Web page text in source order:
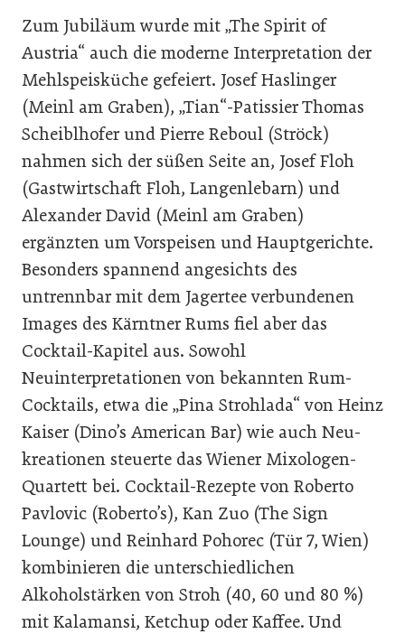
Zum Jubiläum wurde mit „The Spirit of
Austria“ auch die moderne Interpretation der
Mehlspeisküche gefeiert. Josef Haslinger
(Meinl am Graben), „Tian“-Patissier Thomas
Scheiblhofer und Pierre Reboul (Ströck)
nahmen sich der süßen Seite an, Josef Floh
(Gastwirtschaft Floh, Langenlebarn) und
Alexander David (Meinl am Graben)
ergänzten um Vorspeisen und Hauptgerichte.
Besonders spannend angesichts des
untrennbar mit dem Jagertee verbundenen
Images des Kärntner Rums fiel aber das
Cocktail-Kapitel aus. Sowohl
Neuinterpretationen von bekannten Rum-
Cocktails, etwa die „Pina Strohlada“ von Heinz
Kaiser (Dino’s American Bar) wie auch Neu-
kreationen steuerte das Wiener Mixologen-
Quartett bei. Cocktail-Rezepte von Roberto
Pavlovic (Roberto’s), Kan Zuo (The Sign
Lounge) und Reinhard Pohorec (Tür 7, Wien)
kombinieren die unterschiedlichen
Alkoholstärken von Stroh (40, 60 und 80 %)
mit Kalamansi, Ketchup oder Kaffee. Und